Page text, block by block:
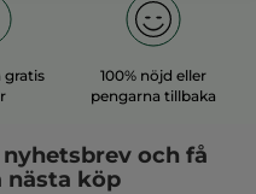
gratis
100% nöjd eller
pengarna tillbaka
nyhetsbrev och få
nästa köp